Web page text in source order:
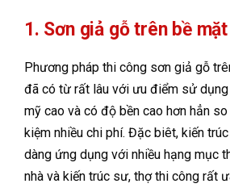
1. Sơn giả gỗ trên bề
Phương pháp thi công sơn giả gỗ
đã có từ rất lâu với ưu điểm sử dụng
mỹ cao và có độ bền cao hơn hẳn
kiệm nhiều chi phí. Đặc biêt, kiến
dàng ứng dụng với nhiều hạng mục
nhà và kiến trúc sư, thợ thi công rất